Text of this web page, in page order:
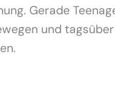
Gerade
und tagsüber